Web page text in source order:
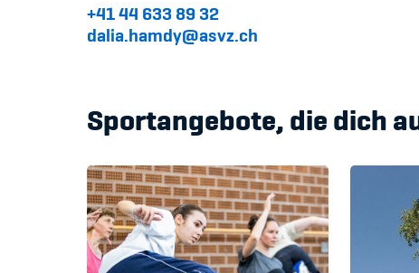
+41 44 633 89 32
dalia.hamdy@asvz.ch
Sportangebote, die dich